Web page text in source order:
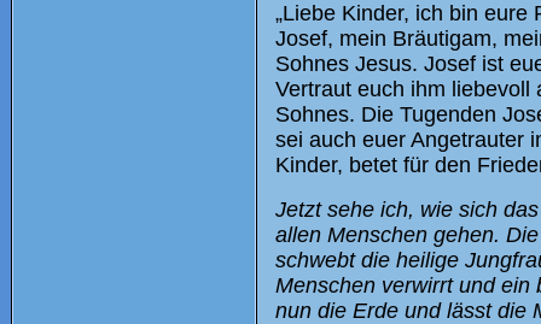
„Liebe Kinder, ich bin
Josef, mein Bräutigam,
Sohnes Jesus. Josef ist
Vertraut euch ihm liebevoll
Sohnes. Die Tugenden
sei auch euer Angetrauter
Kinder, betet für den
Jetzt sehe ich, wie sich
allen Menschen gehen.
schwebt die heilige
Menschen verwirrt und ein
nun die Erde und lässt die